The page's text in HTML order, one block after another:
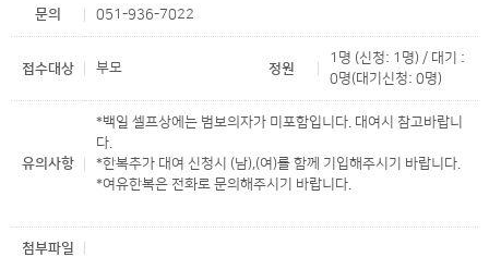
문의 051-936-7022
접수대상 부모 정원
1명 (신청: 1명) / 대기 :
0명(대기신청: 0명)
유의사항
*백일 셀프상에는 범보의자가 미포함입니다. 대여시 참고바랍니
다.
*한복추가 대여 신청시 (남),(여)를 함께 기입해주시기 바랍니다.
*여유한복은 전화로 문의해주시기 바랍니다.
첨부파일